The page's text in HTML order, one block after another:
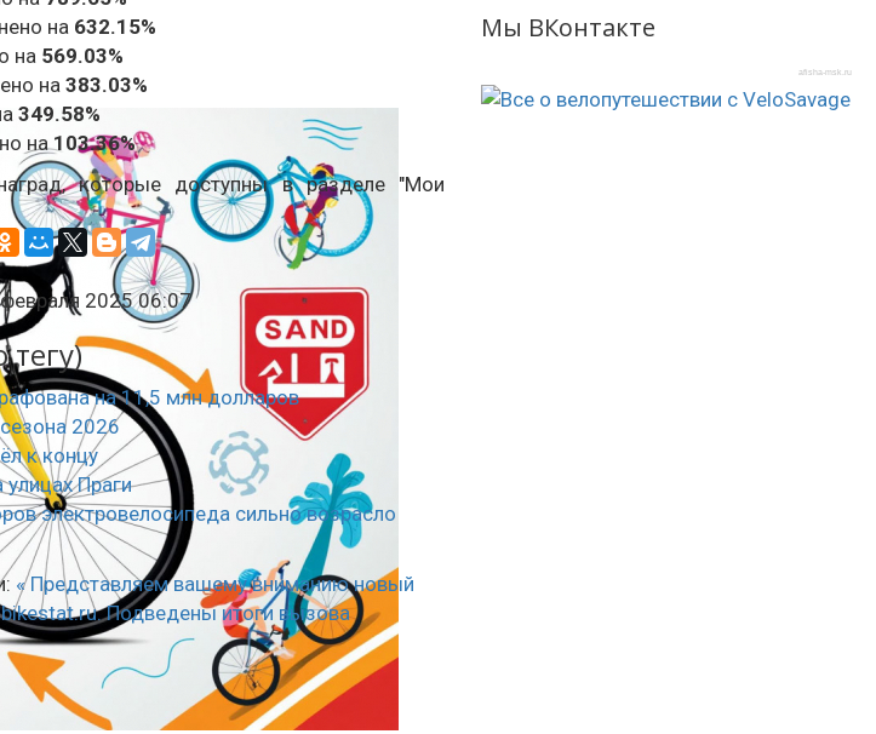
на 632.15%
на 569.03%
на383.03%
349.58%
на103.36%
которые доступны в разделе "Мои
2025 06:07
на 11,5 млн долларов
2026
к концу
улицах Праги
электровелосипеда сильно возрасло
« Представляем вашему вниманию новый
Подведены итоги вызова
Мы ВКонтакте
afisha-msk.ru